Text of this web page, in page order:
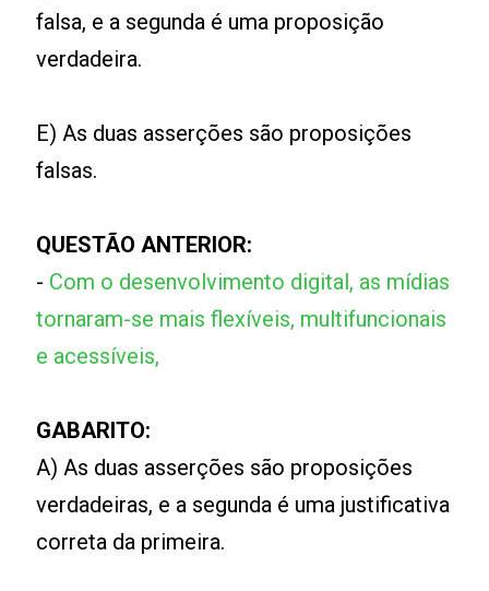
falsa, e a segunda é uma proposição
verdadeira.
E) As duas asserções são proposições
falsas.
QUESTÃO ANTERIOR:
- Com o desenvolvimento digital, as mídias
tornaram-se mais flexíveis, multifuncionais
e acessíveis,
GABARITO:
A) As duas asserções são proposições
verdadeiras, e a segunda é uma justificativa
correta da primeira.